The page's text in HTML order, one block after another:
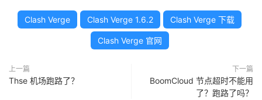
Clash Verge Clash Verge 1.6.2 Clash Verge 下载
Clash Verge 官网
上一篇
Thse 机场跑路了？
下一篇
BoomCloud 节点超时不能用
了？跑路了吗？